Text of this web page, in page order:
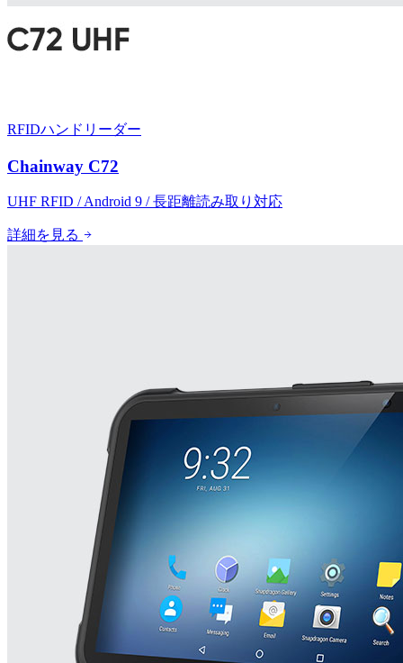
RFIDハンドリーダー
Chainway C72
UHF RFID / Android 9 / 長距離読み取り対応
詳細を見る